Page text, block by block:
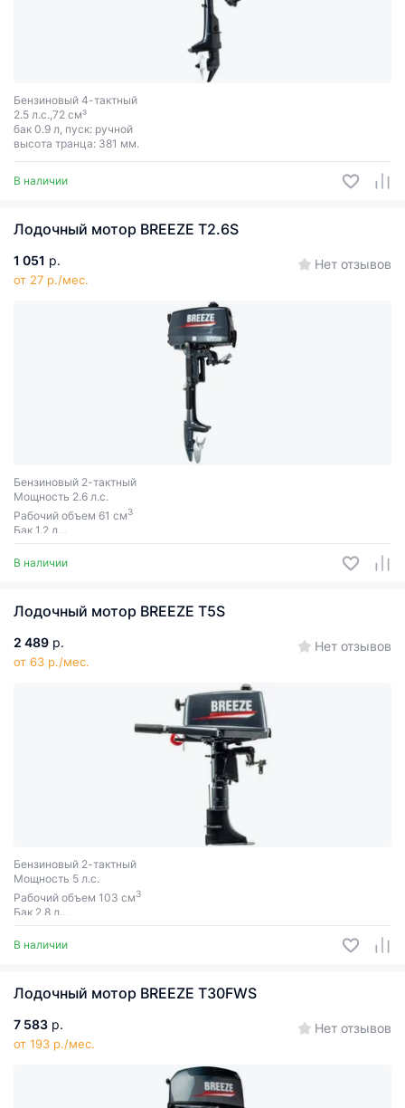
Бензиновый 4-тактный
2.5 л.с.,72 см³
бак 0.9 л, пуск: ручной
высота транца: 381 мм.
В наличии
Лодочный мотор BREEZE T2.6S
1 051 р.
от 27 р./мес.
Нет отзывов
Бензиновый 2-тактный
Мощность 2.6 л.с.
Рабочий объем 61 см3
Бак 1.2 л
Ручной запуск
В наличии
Лодочный мотор BREEZE T5S
2 489 р.
от 63 р./мес.
Нет отзывов
Бензиновый 2-тактный
Мощность 5 л.с.
Рабочий объем 103 см3
Бак 2.8 л
Ручной запуск
В наличии
Лодочный мотор BREEZE T30FWS
7 583 р.
от 193 р./мес.
Нет отзывов